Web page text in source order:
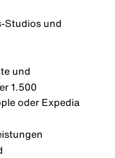
Studios und
und
1.500
oder Expedia